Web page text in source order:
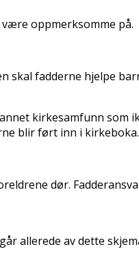
oppmerksomme på.
skal fadderne hjelpe
kirkesamfunn som
blir ført inn i kirkeboka.
dør.
allerede av dette